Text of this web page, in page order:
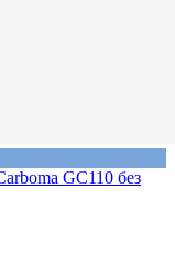
GC110 без